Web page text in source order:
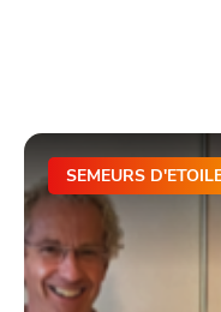
SEMEURS